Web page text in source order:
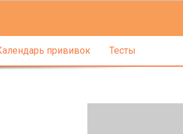
прививок Тесты